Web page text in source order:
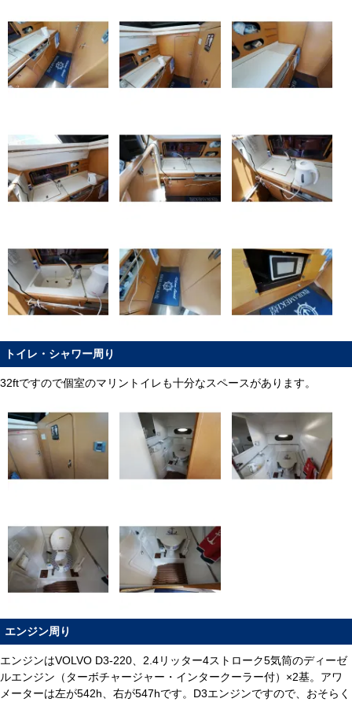
トイレ・シャワー周り
32ftですので個室のマリントイレも十分なスペースがあります。
エンジン周り
エンジンはVOLVO D3-220、2.4リッター4ストローク5気筒のディーゼ
ルエンジン（ターボチャージャー・インタークーラー付）×2基。アワ
メーターは左が542h、右が547hです。D3エンジンですので、おそらく